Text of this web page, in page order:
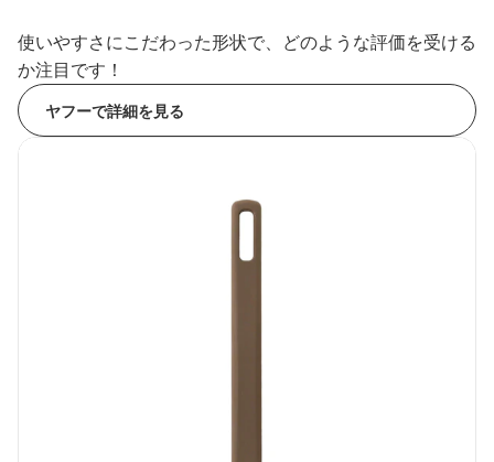
使いやすさにこだわった形状で、どのような評価を受ける
か注目です！
ヤフーで詳細を見る